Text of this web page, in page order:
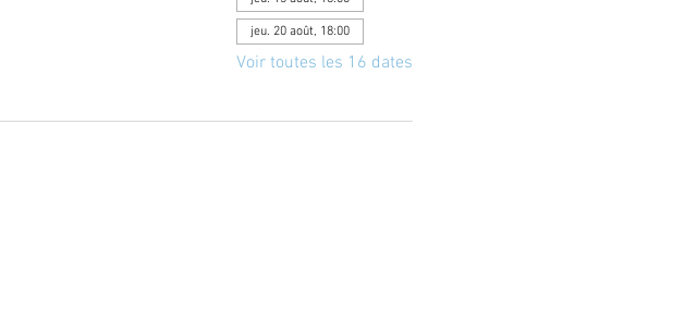
jeu. 20 août, 18:00
Voir toutes les 16 dates